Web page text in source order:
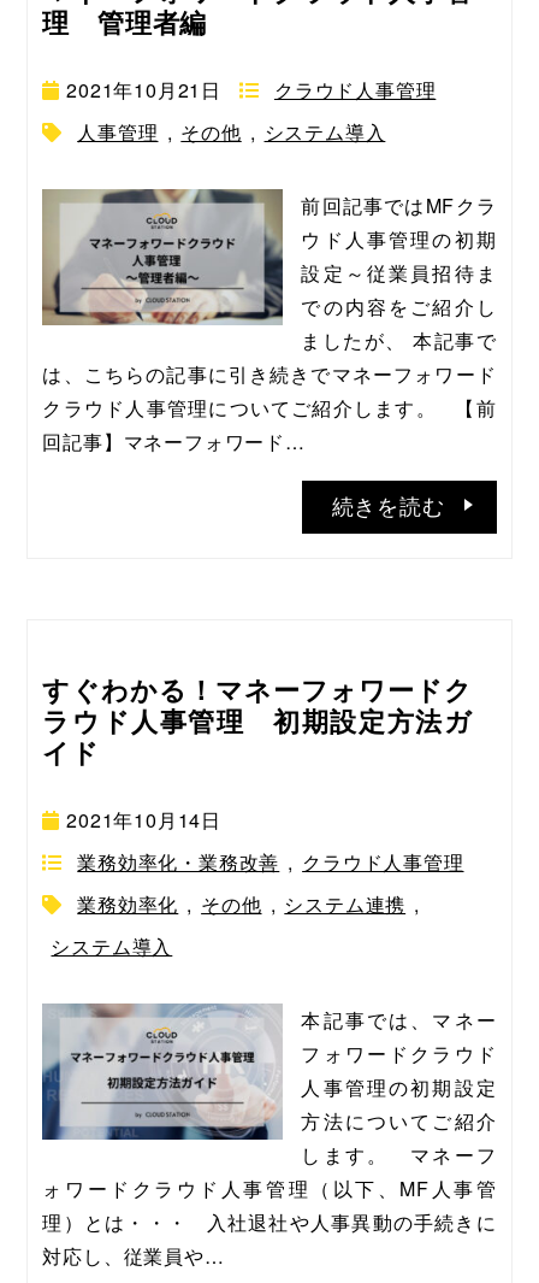
理 管理者編
2021年10月21日
クラウド人事管理
人事管理 , その他 , システム導入
前回記事ではMFクラ
ウド人事管理の初期
設定～従業員招待ま
での内容をご紹介し
ましたが、 本記事で
は、こちらの記事に引き続きでマネーフォワード
クラウド人事管理についてご紹介します。   【前
回記事】マネーフォワード…
続きを読む
すぐわかる！マネーフォワードク
ラウド人事管理 初期設定方法ガ
イド
2021年10月14日
業務効率化・業務改善 , クラウド人事管理
業務効率化 , その他 , システム連携 ,
システム導入
本記事では、マネー
フォワードクラウド
人事管理の初期設定
方法についてご紹介
します。   マネーフ
ォワードクラウド人事管理（以下、MF人事管
理）とは・・・   入社退社や人事異動の手続きに
対応し、従業員や…